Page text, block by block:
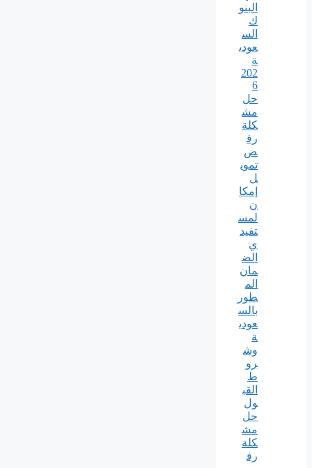
البنو
ك
الس
عودي
ة
202
6
حل
مش
كلة
رف
ض
تموي
ل
إمكا
ن
لمس
تفيد
ي
الض
مان
الم
طور
بالس
عودي
ة
وش
رو
ط
القب
ول
حل
مش
كلة
رف